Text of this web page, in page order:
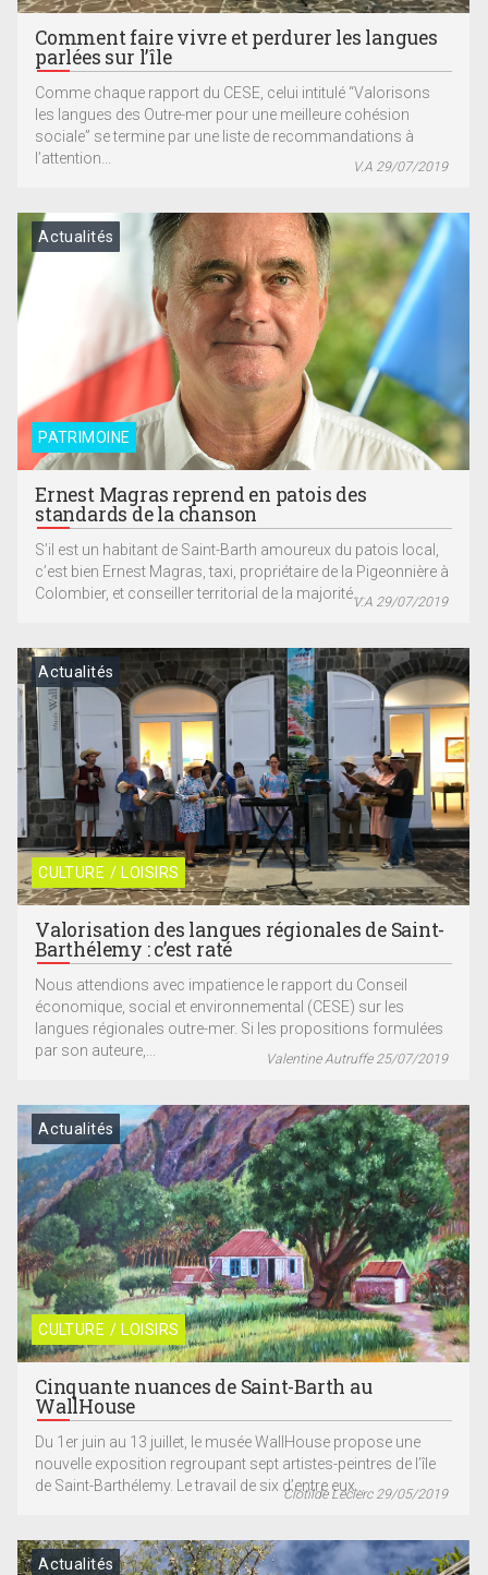
Comment faire vivre et perdurer les langues
parlées sur l’île
Comme chaque rapport du CESE, celui intitulé “Valorisons
les langues des Outre-mer pour une meilleure cohésion
sociale” se termine par une liste de recommandations à
l’attention...
V.A 29/07/2019
PATRIMOINE
Actualités
Ernest Magras reprend en patois des
standards de la chanson
S’il est un habitant de Saint-Barth amoureux du patois local,
c’est bien Ernest Magras, taxi, propriétaire de la Pigeonnière à
Colombier, et conseiller territorial de la majorité....V.A 29/07/2019
CULTURE / LOISIRS
Actualités
Valorisation des langues régionales de Saint-
Barthélemy : c’est raté
Nous attendions avec impatience le rapport du Conseil
économique, social et environnemental (CESE) sur les
langues régionales outre-mer. Si les propositions formulées
par son auteure,...
Valentine Autruffe 25/07/2019
CULTURE / LOISIRS
Actualités
Cinquante nuances de Saint-Barth au
WallHouse
Du 1er juin au 13 juillet, le musée WallHouse propose une
nouvelle exposition regroupant sept artistes-peintres de l’île
de Saint-Barthélemy. Le travail de six d’entre eux...Clotilde Leclerc 29/05/2019
Actualités